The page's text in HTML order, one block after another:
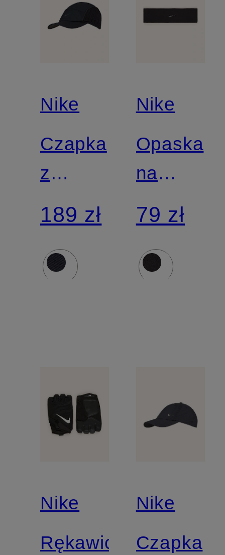
Nike
Czapka
z
daszkiem
DRI-FIT
ADV
189 zł
Nike
Opaska
na
głowę
FURY
ELEVATE
79 zł
Nike
Rękawiczki
Nike
Czapka